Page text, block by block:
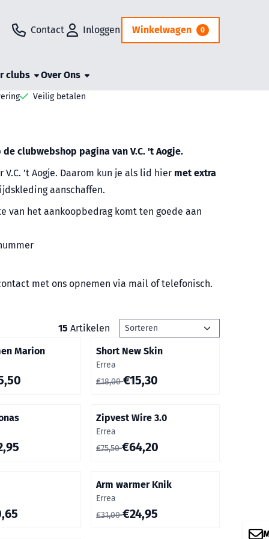
Contact Inloggen Winkelwagen 0
clubs Over Ons
Veilig betalen
clubwebshop pagina van V.C. 't Aogje.
’t Aogje. Daarom kun je als lid hier met extra
aanschaffen.
van het aankoopbedrag komt ten goede aan
met ons opnemen via mail of telefonisch.
15 Artikelen Sorteermethode
Marion
25,50
Short New Skin
Merk:
Errea
Van 18,00 voor 15,30
€18,00€15,30
42,95
Zipvest Wire 3.0
Merk:
Errea
Van 75,50 voor 64,20
€75,50€64,20
10,65
Arm warmer Knik
Merk:
Errea
Van 31,00 voor 24,95
€31,00€24,95